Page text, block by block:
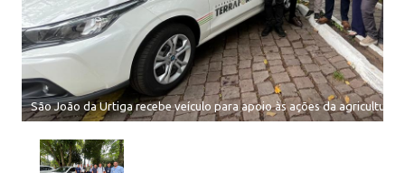
São João da Urtiga recebe veículo para apoio às ações da agricultura